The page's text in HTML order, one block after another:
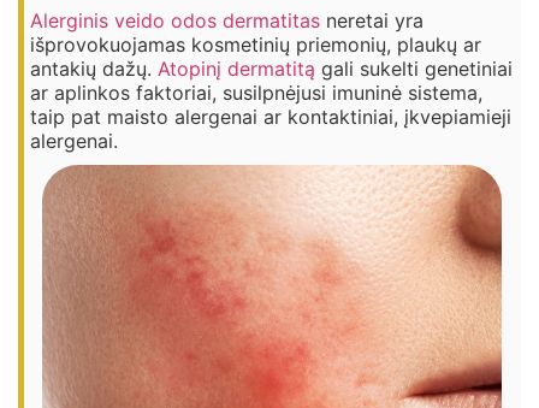
Alerginis veido odos dermatitas neretai yra
išprovokuojamas kosmetinių priemonių, plaukų ar
antakių dažų. Atopinį dermatitą gali sukelti genetiniai
ar aplinkos faktoriai, susilpnėjusi imuninė sistema,
taip pat maisto alergenai ar kontaktiniai, įkvepiamieji
alergenai.